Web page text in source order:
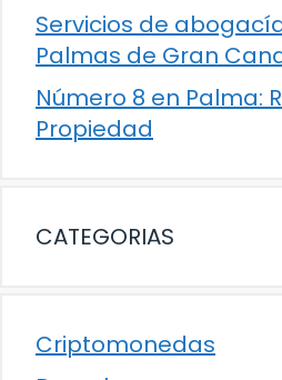
Servicios de
Palmas de Gran
Número 8 en Palma:
Propiedad
CATEGORIAS
Criptomonedas